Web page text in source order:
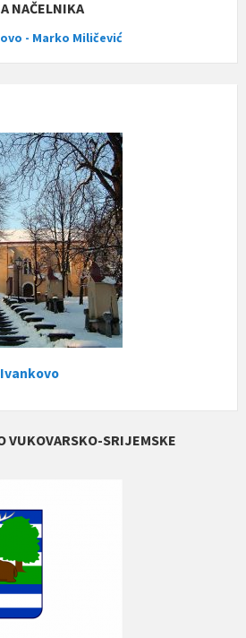
NAČELNIKA
- Marko Miličević
VUKOVARSKO-SRIJEMSKE